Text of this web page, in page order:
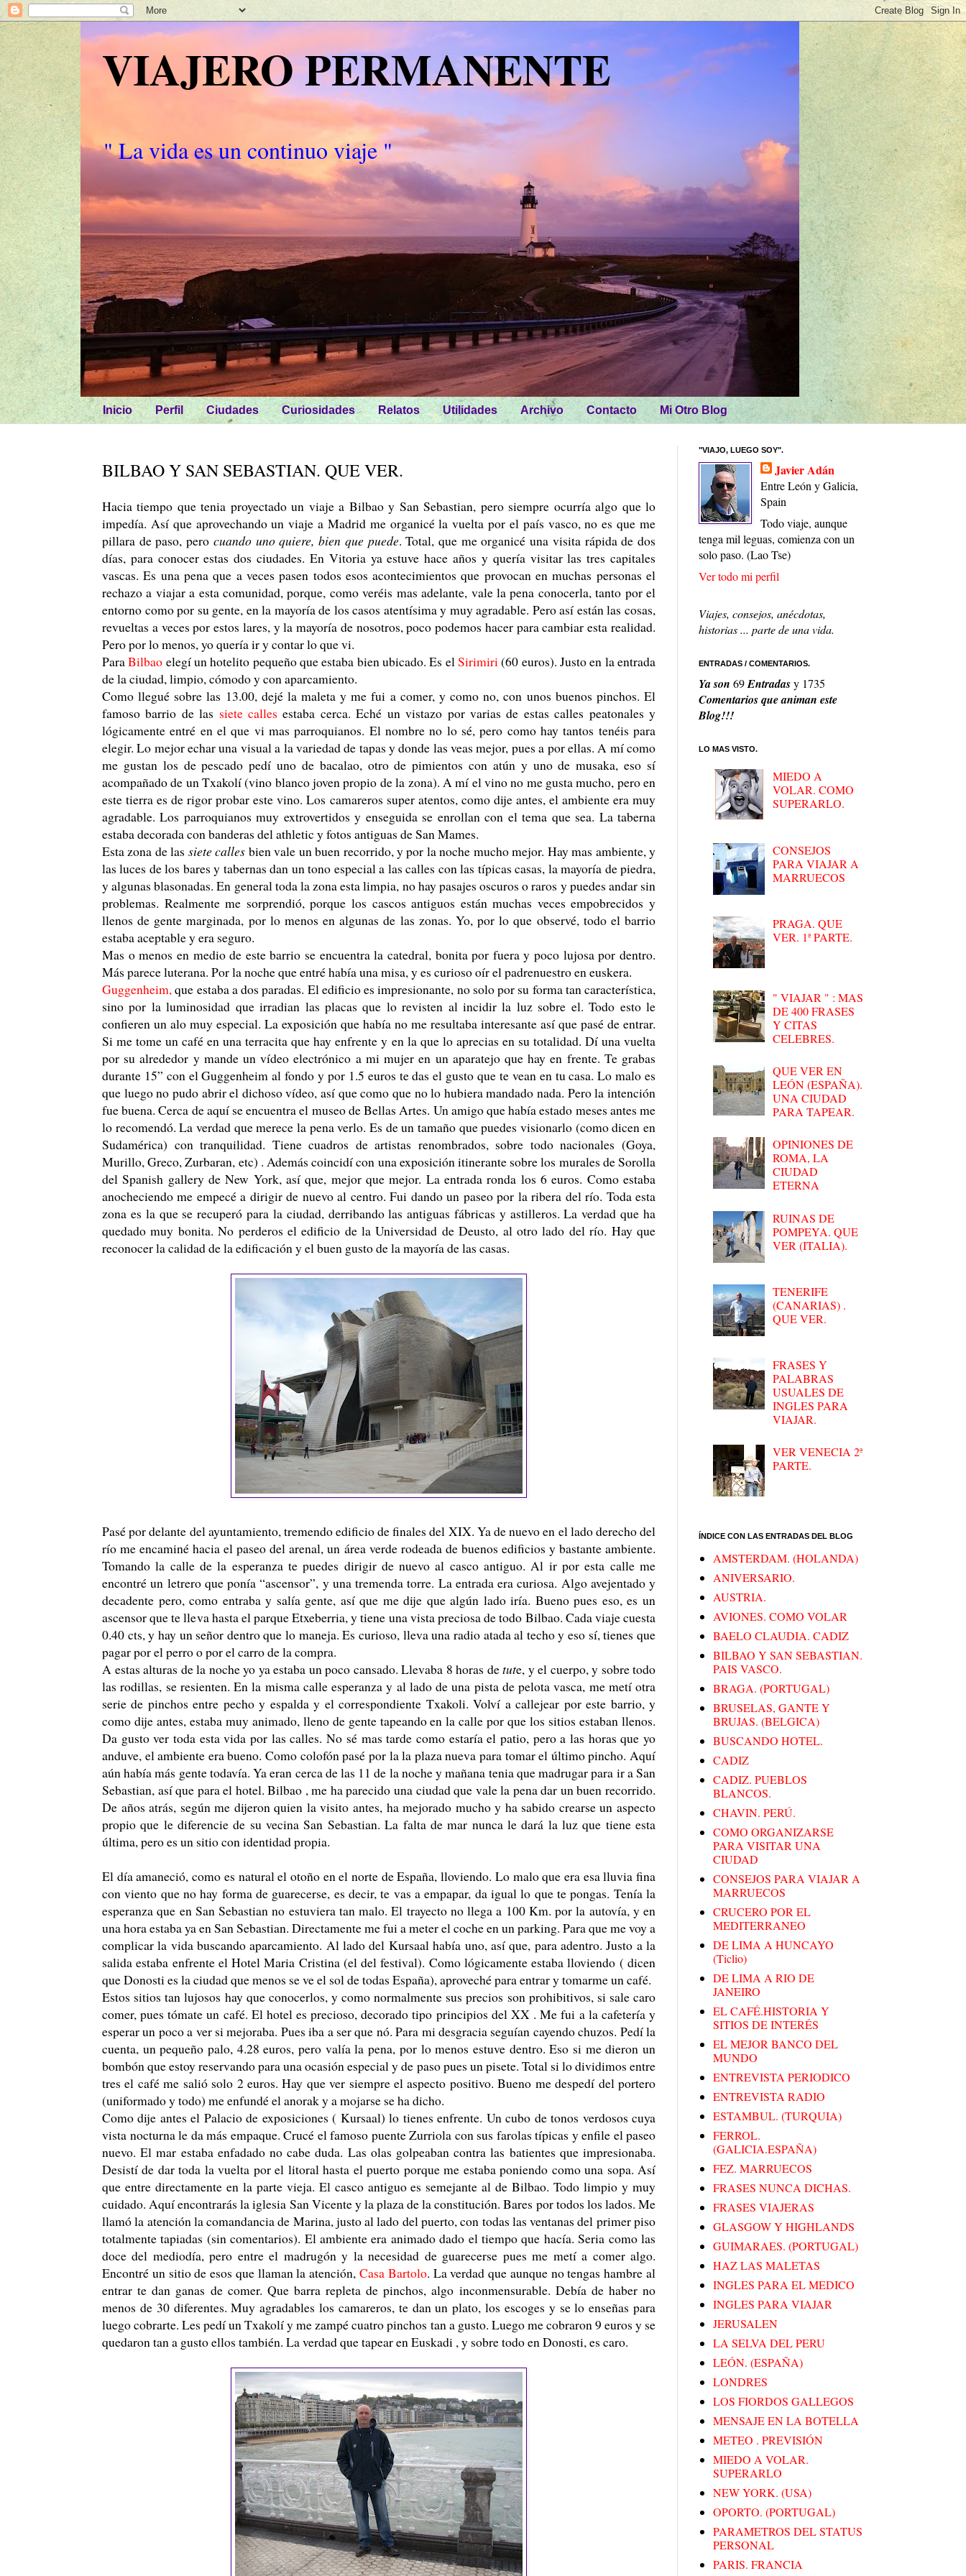
VIAJERO PERMANENTE
" La vida es un continuo viaje "
Inicio Perfil Ciudades Curiosidades Relatos Utilidades Archivo Contacto Mi Otro Blog
BILBAO Y SAN SEBASTIAN. QUE VER.
Hacia tiempo que tenia proyectado un viaje a Bilbao y San Sebastian, pero siempre ocurría algo que lo
impedía. Así que aprovechando un viaje a Madrid me organicé la vuelta por el país vasco, no es que me
pillara de paso, pero cuando uno quiere, bien que puede. Total, que me organicé una visita rápida de dos
días, para conocer estas dos ciudades. En Vitoria ya estuve hace años y quería visitar las tres capitales
vascas. Es una pena que a veces pasen todos esos acontecimientos que provocan en muchas personas el
rechazo a viajar a esta comunidad, porque, como veréis mas adelante, vale la pena conocerla, tanto por el
entorno como por su gente, en la mayoría de los casos atentísima y muy agradable. Pero así están las cosas,
revueltas a veces por estos lares, y la mayoría de nosotros, poco podemos hacer para cambiar esta realidad.
Pero por lo menos, yo quería ir y contar lo que vi.
ParaBilbao elegí un hotelito pequeño que estaba bien ubicado. Es elSirimiri (60 euros). Justo en la entrada
de la ciudad, limpio, cómodo y con aparcamiento.
Como llegué sobre las 13.00, dejé la maleta y me fui a comer, y como no, con unos buenos pinchos. El
famoso barrio de las siete callesestaba cerca. Eché un vistazo por varias de estas calles peatonales y
lógicamente entré en el que vi mas parroquianos. El nombre no lo sé, pero como hay tantos tenéis para
elegir. Lo mejor echar una visual a la variedad de tapas y donde las veas mejor, pues a por ellas. A mí como
me gustan los de pescado pedí uno de bacalao, otro de pimientos con atún y uno de musaka, eso sí
acompañado de un Txakolí (vino blanco joven propio de la zona). A mí el vino no me gusta mucho, pero en
este tierra es de rigor probar este vino. Los camareros super atentos, como dije antes, el ambiente era muy
agradable. Los parroquianos muy extrovertidos y enseguida se enrollan con el tema que sea. La taberna
estaba decorada con banderas del athletic y fotos antiguas de San Mames.
Esta zona de las siete calles bien vale un buen recorrido, y por la noche mucho mejor. Hay mas ambiente, y
las luces de los bares y tabernas dan un tono especial a las calles con las típicas casas, la mayoría de piedra,
y algunas blasonadas. En general toda la zona esta limpia, no hay pasajes oscuros o raros y puedes andar sin
problemas. Realmente me sorprendió, porque los cascos antiguos están muchas veces empobrecidos y
llenos de gente marginada, por lo menos en algunas de las zonas. Yo, por lo que observé, todo el barrio
estaba aceptable y era seguro.
Mas o menos en medio de este barrio se encuentra la catedral, bonita por fuera y poco lujosa por dentro.
Más parece luterana. Por la noche que entré había una misa, y es curioso oír el padrenuestro en euskera.
Guggenheim, que estaba a dos paradas. El edificio es impresionante, no solo por su forma tan característica,
sino por la luminosidad que irradian las placas que lo revisten al incidir la luz sobre el. Todo esto le
confieren un alo muy especial. La exposición que había no me resultaba interesante así que pasé de entrar.
Si me tome un café en una terracita que hay enfrente y en la que lo aprecias en su totalidad. Dí una vuelta
por su alrededor y mande un vídeo electrónico a mi mujer en un aparatejo que hay en frente. Te grabas
durante 15” con el Guggenheim al fondo y por 1.5 euros te das el gusto que te vean en tu casa. Lo malo es
que luego no pudo abrir el dichoso vídeo, así que como que no lo hubiera mandado nada. Pero la intención
fue buena. Cerca de aquí se encuentra el museo de Bellas Artes. Un amigo que había estado meses antes me
lo recomendó. La verdad que merece la pena verlo. Es de un tamaño que puedes visionarlo (como dicen en
Sudamérica) con tranquilidad. Tiene cuadros de artistas renombrados, sobre todo nacionales (Goya,
Murillo, Greco, Zurbaran, etc) . Además coincidí con una exposición itinerante sobre los murales de Sorolla
del Spanish gallery de New York, así que, mejor que mejor. La entrada ronda los 6 euros. Como estaba
anocheciendo me empecé a dirigir de nuevo al centro. Fui dando un paseo por la ribera del río. Toda esta
zona es la que se recuperó para la ciudad, derribando las antiguas fábricas y astilleros. La verdad que ha
quedado muy bonita. No perderos el edificio de la Universidad de Deusto, al otro lado del río. Hay que
reconocer la calidad de la edificación y el buen gusto de la mayoría de las casas.
Pasé por delante del ayuntamiento, tremendo edificio de finales del XIX. Ya de nuevo en el lado derecho del
río me encaminé hacia el paseo del arenal, un área verde rodeada de buenos edificios y bastante ambiente.
Tomando la calle de la esperanza te puedes dirigir de nuevo al casco antiguo. Al ir por esta calle me
encontré un letrero que ponía “ascensor”, y una tremenda torre. La entrada era curiosa. Algo avejentado y
decadente pero, como entraba y salía gente, así que me dije que algún lado iría. Bueno pues eso, es un
ascensor que te lleva hasta el parque Etxeberria, y tiene una vista preciosa de todo Bilbao. Cada viaje cuesta
0.40 cts, y hay un señor dentro que lo maneja. Es curioso, lleva una radio atada al techo y eso sí, tienes que
pagar por el perro o por el carro de la compra.
A estas alturas de la noche yo ya estaba un poco cansado. Llevaba 8 horas detute, y el cuerpo, y sobre todo
las rodillas, se resienten. En la misma calle esperanza y al lado de una pista de pelota vasca, me metí otra
serie de pinchos entre pecho y espalda y el correspondiente Txakoli. Volví a callejear por este barrio, y
como dije antes, estaba muy animado, lleno de gente tapeando en la calle por que los sitios estaban llenos.
Da gusto ver toda esta vida por las calles. No sé mas tarde como estaría el patio, pero a las horas que yo
anduve, el ambiente era bueno. Como colofón pasé por la la plaza nueva para tomar el último pincho. Aquí
aún había más gente todavía. Ya eran cerca de las 11 de la noche y mañana tenia que madrugar para ir a San
Sebastian, así que para el hotel. Bilbao , me ha parecido una ciudad que vale la pena dar un buen recorrido.
De años atrás, según me dijeron quien la visito antes, ha mejorado mucho y ha sabido crearse un aspecto
propio que le diferencie de su vecina San Sebastian. La falta de mar nunca le dará la luz que tiene esta
última, pero es un sitio con identidad propia.
El día amaneció, como es natural el otoño en el norte de España, lloviendo. Lo malo que era esa lluvia fina
con viento que no hay forma de guarecerse, es decir, te vas a empapar, da igual lo que te pongas. Tenía la
esperanza que en San Sebastian no estuviera tan malo. El trayecto no llega a 100 Km. por la autovía, y en
una hora estaba ya en San Sebastian. Directamente me fui a meter el coche en un parking. Para que me voy a
complicar la vida buscando aparcamiento. Al lado del Kursaal había uno, así que, para adentro. Justo a la
salida estaba enfrente el Hotel Maria Cristina (el del festival). Como lógicamente estaba lloviendo ( dicen
que Donosti es la ciudad que menos se ve el sol de todas España), aproveché para entrar y tomarme un café.
Estos sitios tan lujosos hay que conocerlos, y como normalmente sus precios son prohibitivos, si sale caro
comer, pues tómate un café. El hotel es precioso, decorado tipo principios del XX . Me fui a la cafetería y
esperar un poco a ver si mejoraba. Pues iba a ser que nó. Para mi desgracia seguían cayendo chuzos. Pedí la
cuenta, un pequeño palo, 4.28 euros, pero valía la pena, por lo menos estuve dentro. Eso si me dieron un
bombón que estoy reservando para una ocasión especial y de paso pues un pisete. Total si lo dividimos entre
tres el café me salió solo 2 euros. Hay que ver siempre el aspecto positivo. Bueno me despedí del portero
(uniformado y todo) me enfundé el anorak y a mojarse se ha dicho.
Como dije antes el Palacio de exposiciones ( Kursaal) lo tienes enfrente. Un cubo de tonos verdosos cuya
vista nocturna le da más empaque. Crucé el famoso puente Zurriola con sus farolas típicas y enfile el paseo
nuevo. El mar estaba enfadado no cabe duda. Las olas golpeaban contra las batientes que impresionaba.
Desistí de dar toda la vuelta por el litoral hasta el puerto porque me estaba poniendo como una sopa. Así
que entre directamente en la parte vieja. El casco antiguo es semejante al de Bilbao. Todo limpio y muy
cuidado. Aquí encontrarás la iglesia San Vicente y la plaza de la constitución. Bares por todos los lados. Me
llamó la atención la comandancia de Marina, justo al lado del puerto, con todas las ventanas del primer piso
totalmente tapiadas (sin comentarios). El ambiente era animado dado el tiempo que hacía. Seria como las
doce del mediodía, pero entre el madrugón y la necesidad de guarecerse pues me metí a comer algo.
Encontré un sitio de esos que llaman la atención, Casa Bartolo. La verdad que aunque no tengas hambre al
entrar te dan ganas de comer. Que barra repleta de pinchos, algo inconmensurable. Debía de haber no
menos de 30 diferentes. Muy agradables los camareros, te dan un plato, los escoges y se lo enseñas para
luego cobrarte. Les pedí un Txakolí y me zampé cuatro pinchos tan a gusto. Luego me cobraron 9 euros y se
quedaron tan a gusto ellos también. La verdad que tapear en Euskadi , y sobre todo en Donosti, es caro.
"VIAJO, LUEGO SOY".
Javier Adán
Entre León y Galicia,
Spain
Todo viaje, aunque
tenga mil leguas, comienza con un
solo paso. (Lao Tse)
Ver todo mi perfil
Viajes, consejos, anécdotas,
historias ... parte de una vida.
ENTRADAS / COMENTARIOS.
Ya son 69Entradasy 1735
Comentarios que animan este
Blog!!!
LO MAS VISTO.
MIEDO A
VOLAR. COMO
SUPERARLO.
CONSEJOS
PARA VIAJAR A
MARRUECOS
PRAGA. QUE
VER. 1ª PARTE.
" VIAJAR " : MAS
DE 400 FRASES
Y CITAS
CELEBRES.
QUE VER EN
LEÓN (ESPAÑA).
UNA CIUDAD
PARA TAPEAR.
OPINIONES DE
ROMA, LA
CIUDAD
ETERNA
RUINAS DE
POMPEYA. QUE
VER (ITALIA).
TENERIFE
(CANARIAS) .
QUE VER.
FRASES Y
PALABRAS
USUALES DE
INGLES PARA
VIAJAR.
VER VENECIA 2ª
PARTE.
ÍNDICE CON LAS ENTRADAS DEL BLOG
AMSTERDAM. (HOLANDA)
ANIVERSARIO.
AUSTRIA.
AVIONES. COMO VOLAR
BAELO CLAUDIA. CADIZ
BILBAO Y SAN SEBASTIAN.
PAIS VASCO.
BRAGA. (PORTUGAL)
BRUSELAS, GANTE Y
BRUJAS. (BELGICA)
BUSCANDO HOTEL.
CADIZ
CADIZ. PUEBLOS
BLANCOS.
CHAVIN. PERÚ.
COMO ORGANIZARSE
PARA VISITAR UNA
CIUDAD
CONSEJOS PARA VIAJAR A
MARRUECOS
CRUCERO POR EL
MEDITERRANEO
DE LIMA A HUNCAYO
(Ticlio)
DE LIMA A RIO DE
JANEIRO
EL CAFÉ.HISTORIA Y
SITIOS DE INTERÉS
EL MEJOR BANCO DEL
MUNDO
ENTREVISTA PERIODICO
ENTREVISTA RADIO
ESTAMBUL. (TURQUIA)
FERROL.
(GALICIA.ESPAÑA)
FEZ. MARRUECOS
FRASES NUNCA DICHAS.
FRASES VIAJERAS
GLASGOW Y HIGHLANDS
GUIMARAES. (PORTUGAL)
HAZ LAS MALETAS
INGLES PARA EL MEDICO
INGLES PARA VIAJAR
JERUSALEN
LA SELVA DEL PERU
LEÓN. (ESPAÑA)
LONDRES
LOS FIORDOS GALLEGOS
MENSAJE EN LA BOTELLA
METEO . PREVISIÓN
MIEDO A VOLAR.
SUPERARLO
NEW YORK. (USA)
OPORTO. (PORTUGAL)
PARAMETROS DEL STATUS
PERSONAL
PARIS. FRANCIA